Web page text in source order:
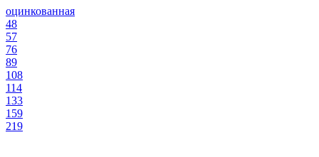
оцинкованная
48
57
76
89
108
114
133
159
219